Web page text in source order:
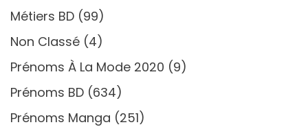
Métiers BD (99)
Non Classé (4)
Prénoms À La Mode 2020 (9)
Prénoms BD (634)
Prénoms Manga (251)